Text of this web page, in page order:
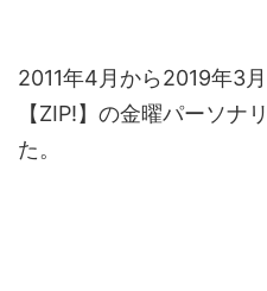
2011年4月から2019年3
【ZIP!】の金曜パーソナ
た。